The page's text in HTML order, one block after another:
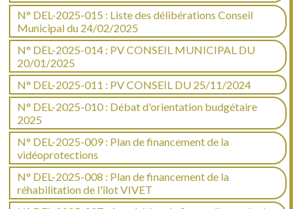
N° DEL-2025-015 : Liste des délibérations Conseil
Municipal du 24/02/2025
N° DEL-2025-014 : PV CONSEIL MUNICIPAL DU
20/01/2025
N° DEL-2025-011 : PV CONSEIL DU 25/11/2024
N° DEL-2025-010 : Débat d'orientation budgétaire
2025
N° DEL-2025-009 : Plan de financement de la
vidéoprotections
N° DEL-2025-008 : Plan de financement de la
réhabilitation de l'îlot VIVET